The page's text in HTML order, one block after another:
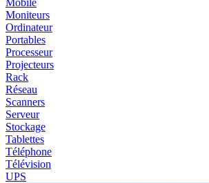
Mobile
Moniteurs
Ordinateur
Portables
Processeur
Projecteurs
Rack
Réseau
Scanners
Serveur
Stockage
Tablettes
Téléphone
Télévision
UPS